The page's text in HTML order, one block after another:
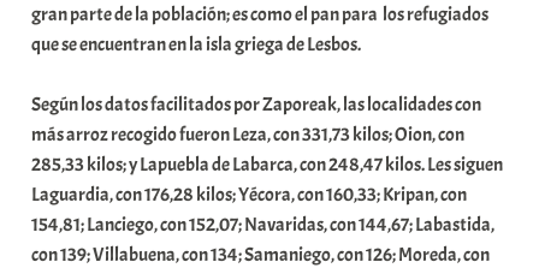
gran parte de la población; es como el pan para los refugiados
que se encuentran en la isla griega de Lesbos.
Según los datos facilitados por Zaporeak, las localidades con
más arroz recogido fueron Leza, con 331,73 kilos; Oion, con
285,33 kilos; y Lapuebla de Labarca, con 248,47 kilos. Les siguen
Laguardia, con 176,28 kilos; Yécora, con 160,33; Kripan, con
154,81; Lanciego, con 152,07; Navaridas, con 144,67; Labastida,
con 139; Villabuena, con 134; Samaniego, con 126; Moreda, con